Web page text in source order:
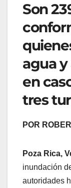
Son
agua
en
tres
POR
Poza Rica,
inundación
autoridades